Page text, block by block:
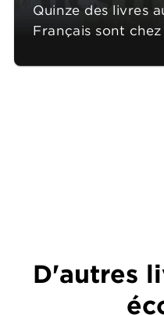
Quinze des livres
Français sont
D'autres